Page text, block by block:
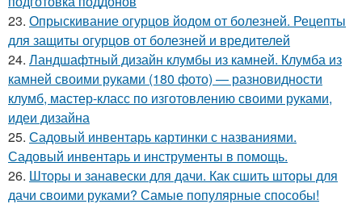
23. Опрыскивание огурцов йодом от болезней. Рецепты
для защиты огурцов от болезней и вредителей
24. Ландшафтный дизайн клумбы из камней. Клумба из
камней своими руками (180 фото) — разновидности
клумб, мастер-класс по изготовлению своими руками,
идеи дизайна
25. Садовый инвентарь картинки с названиями.
Садовый инвентарь и инструменты в помощь.
26. Шторы и занавески для дачи. Как сшить шторы для
дачи своими руками? Самые популярные способы!